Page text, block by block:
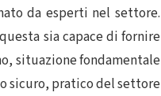
da esperti nel settore.
sia capace di fornire
situazione fondamentale
sicuro, pratico del settore